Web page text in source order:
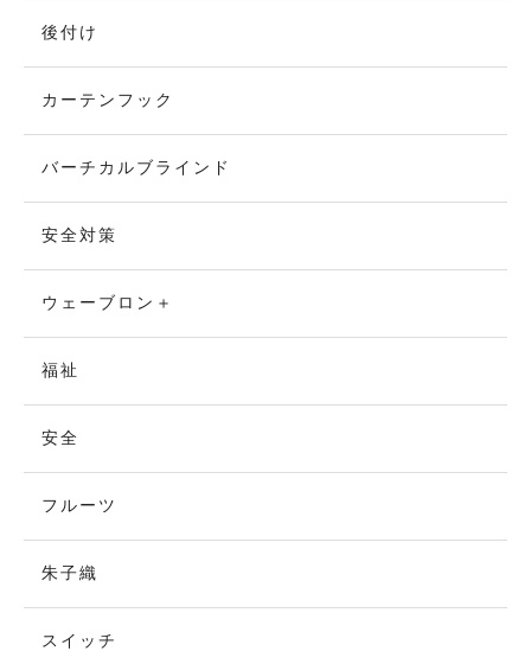
後付け
カーテンフック
バーチカルブラインド
安全対策
ウェーブロン＋
福祉
安全
フルーツ
朱子織
スイッチ